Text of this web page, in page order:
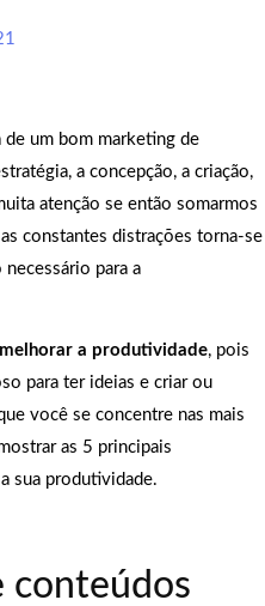
um bom marketing de
a concepção, a criação,
atenção se então somarmos
constantes distrações torna-se
para a
melhorar a produtividade, pois
para ter ideias e criar ou
você se concentre nas mais
as 5 principais
sua produtividade.
conteúdos